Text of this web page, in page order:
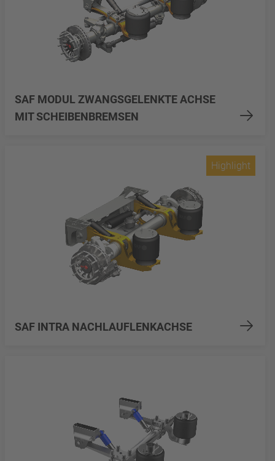
SAF MODUL ZWANGSGELENKTE ACHSE
MIT SCHEIBENBREMSEN
SAF INTRA NACHLAUFLENKACHSE
Highlight